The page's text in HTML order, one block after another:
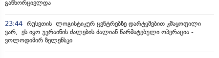
განხორციელდა
23:44 რუსეთის ლოგისტიკურ ცენტრებზე დარტყმებით კმაყოფილი
ვარ, ეს იყო უკრაინის ძალების ძალიან წარმატებული ოპერაცია -
ვოლოდიმირ ზელენსკი